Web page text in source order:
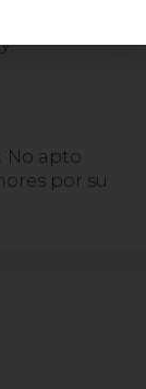
No apto
por su